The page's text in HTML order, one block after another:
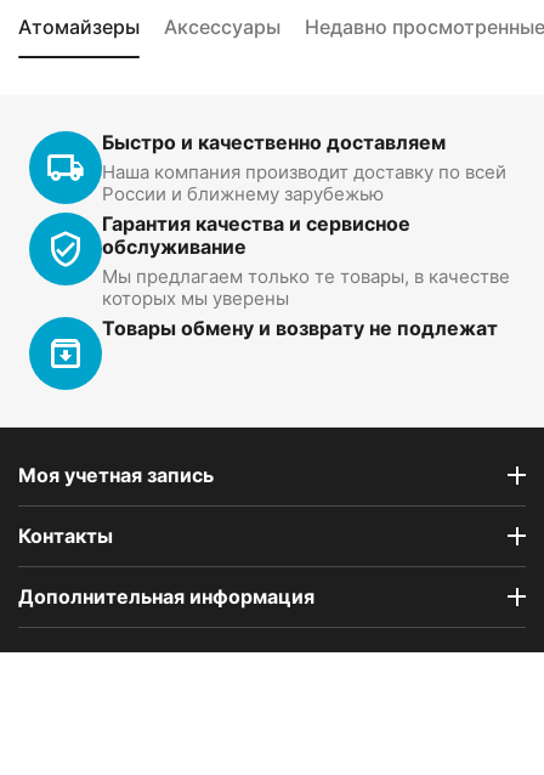
Атомайзеры Аксессуары Недавно просмотренные
Быстро и качественно доставляем
Наша компания производит доставку по всей
России и ближнему зарубежью
Гарантия качества и сервисное
обслуживание
Мы предлагаем только те товары, в качестве
которых мы уверены
Товары обмену и возврату не подлежат
Моя учетная запись
Контакты
Дополнительная информация